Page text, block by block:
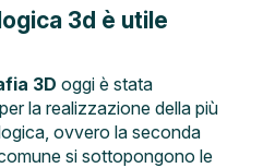
3d è utile
3D oggi è stata
la realizzazione della più
ovvero la seconda
si sottopongono le